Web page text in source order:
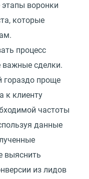
воронки
которые
процесс
сделки.
гораздо проще
к клиенту
частоты
данные
выяснить
из лидов